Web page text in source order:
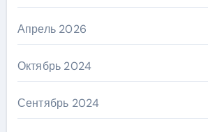
Апрель 2026
Октябрь 2024
Сентябрь 2024